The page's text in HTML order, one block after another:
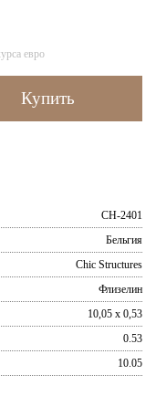
евро
CH-2401
Бельгия
Chic Structures
Флизелин
10,05 x 0,53
0.53
10.05